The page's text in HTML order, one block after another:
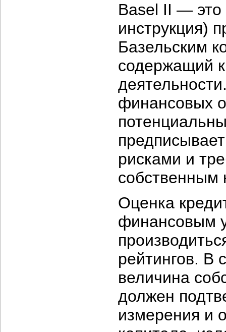
Basel II — это
инструкция)
Базельским
содержащий
финансовых
рисками и
собственным
Оценка
финансовым
рейтингов. В
величина
должен
измерения и